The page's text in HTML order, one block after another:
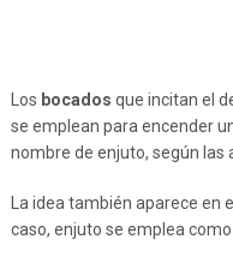
Los bocados que incitan el
se emplean para encender
nombre de enjuto, según las
La idea también aparece en
caso, enjuto se emplea